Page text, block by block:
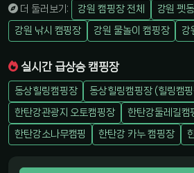
더 둘러보기: 강원 캠핑장 전체
강원 펫
강원 낚시 캠핑장
강원 물놀이 캠핑장 강
실시간 급상승 캠핑장
동상힐링캠핑장
동상힐링캠핑장 (힐링캠
한탄강관광지 오토캠핑장
한탄강둘레길캠
한탄강소나무캠핑
한탄강 카누 캠핑장